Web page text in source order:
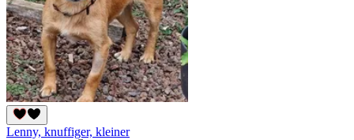
Lenny, knuffiger, kleiner